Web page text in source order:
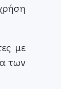
με
των